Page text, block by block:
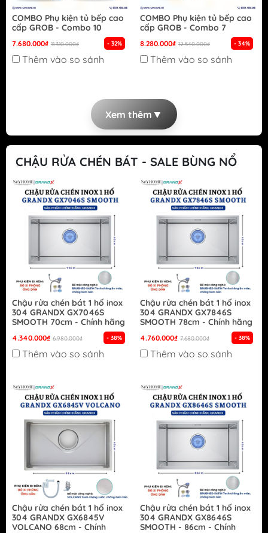
COMBO Phụ kiện tủ bếp cao
cấp GROB - Combo 10
7.680.000₫ 11.310.000₫ - 32%
Thêm vào so sánh
COMBO Phụ kiện tủ bếp cao
cấp GROB - Combo 7
8.280.000₫ 12.540.000₫ - 34%
Thêm vào so sánh
Xem thêm ▼
CHẬU RỬA CHÉN BÁT - SALE BÙNG NỔ
Chậu rửa chén bát 1 hố inox
304 GRANDX GX7046S
SMOOTH 70cm - Chính hãng
4.340.000₫ 6.980.000₫ - 38%
Thêm vào so sánh
Chậu rửa chén bát 1 hố inox
304 GRANDX GX7846S
SMOOTH 78cm - Chính hãng
4.760.000₫ 7.680.000₫ - 38%
Thêm vào so sánh
Chậu rửa chén bát 1 hố inox
304 GRANDX GX6845V
VOLCANO 68cm - Chính
Chậu rửa chén bát 1 hố inox
304 GRANDX GX8646S
SMOOTH - 86cm - Chính